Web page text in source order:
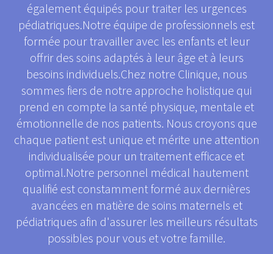
également équipés pour traiter les urgences
pédiatriques.Notre équipe de professionnels est
formée pour travailler avec les enfants et leur
offrir des soins adaptés à leur âge et à leurs
besoins individuels.Chez notre Clinique, nous
sommes fiers de notre approche holistique qui
prend en compte la santé physique, mentale et
émotionnelle de nos patients. Nous croyons que
chaque patient est unique et mérite une attention
individualisée pour un traitement efficace et
optimal.Notre personnel médical hautement
qualifié est constamment formé aux dernières
avancées en matière de soins maternels et
pédiatriques afin d'assurer les meilleurs résultats
possibles pour vous et votre famille.